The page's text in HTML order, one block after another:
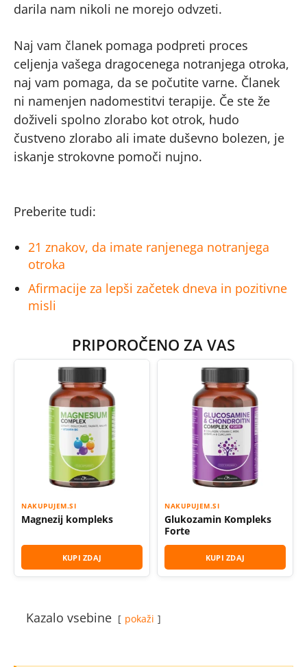
darila nam nikoli ne morejo odvzeti.
Naj vam članek pomaga podpreti proces
celjenja vašega dragocenega notranjega otroka,
naj vam pomaga, da se počutite varne. Članek
ni namenjen nadomestitvi terapije. Če ste že
doživeli spolno zlorabo kot otrok, hudo
čustveno zlorabo ali imate duševno bolezen, je
iskanje strokovne pomoči nujno.
Preberite tudi:
21 znakov, da imate ranjenega notranjega
otroka
Afirmacije za lepši začetek dneva in pozitivne
misli
PRIPOROČENO ZA VAS
NAKUPUJEM.SI
Magnezij kompleks
KUPI ZDAJ
NAKUPUJEM.SI
Glukozamin Kompleks
Forte
KUPI ZDAJ
Kazalo vsebine pokaži